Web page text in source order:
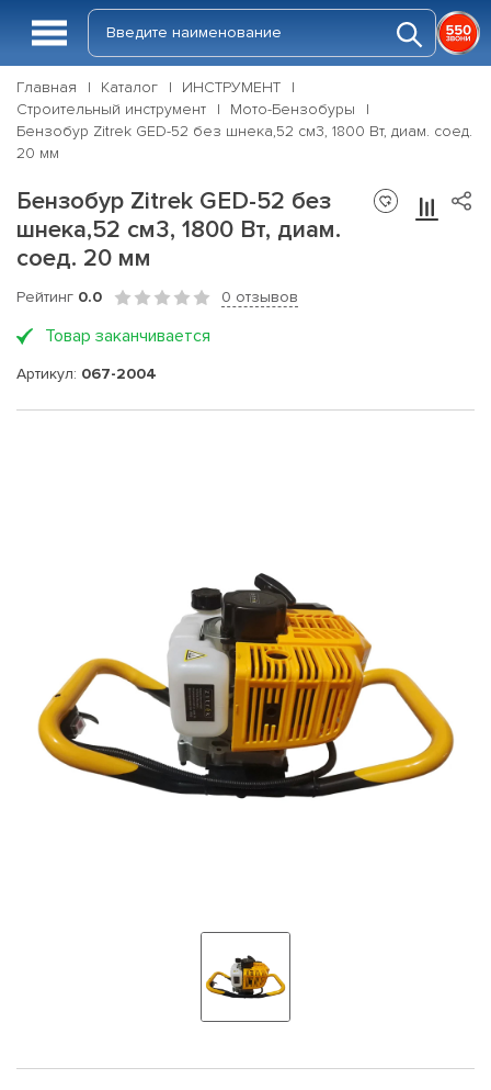
Главная Каталог
ИНСТРУМЕНТ
Строительный инструмент
Мото-Бензобуры
Бензобур Zitrek GED-52 без шнека,52 см3, 1800 Вт, диам. соед.
20 мм
Бензобур Zitrek GED-52 без
шнека,52 см3, 1800 Вт, диам.
соед. 20 мм
Рейтинг 0.0 0 отзывов
Товар заканчивается
Артикул: 067-2004